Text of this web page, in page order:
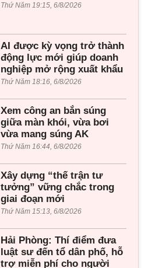
Thứ Năm 19:15, 6/8/2026
AI được kỳ vọng trở thành
động lực mới giúp doanh
nghiệp mở rộng xuất khẩu
Thứ Năm 18:16, 6/8/2026
Xem công an bắn súng
giữa màn khói, vừa bơi
vừa mang súng AK
Thứ Năm 16:44, 6/8/2026
Xây dựng “thế trận tư
tưởng” vững chắc trong
giai đoạn mới
Thứ Năm 15:13, 6/8/2026
Hải Phòng: Thí điểm đưa
luật sư đến tổ dân phố, hỗ
trợ miễn phí cho người